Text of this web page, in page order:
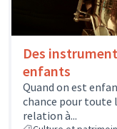
Des
enfants
Quand on est
chance pour toute
relation à...